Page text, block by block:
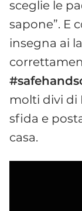
sceglie le
sapone”. E
insegna ai
molti divi di
sfida e
casa.